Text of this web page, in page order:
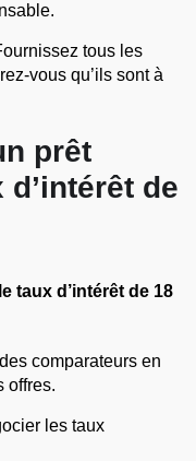
tous les
vous qu’ils sont à
prêt
de
taux d’intérêt de 18
comparateurs en
offres.
les taux